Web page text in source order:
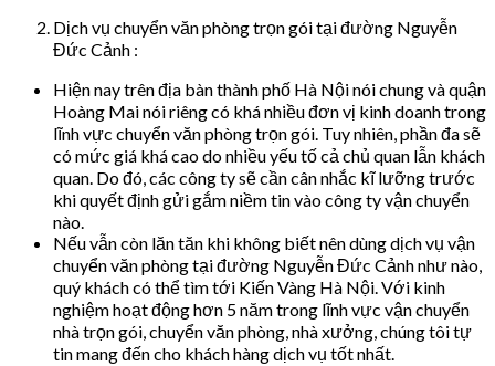
Dịch vụ chuyển văn phòng trọn gói tại đường Nguyễn
Đức Cảnh :
Hiện nay trên địa bàn thành phố Hà Nội nói chung và quận
Hoàng Mai nói riêng có khá nhiều đơn vị kinh doanh trong
lĩnh vực chuyển văn phòng trọn gói. Tuy nhiên, phần đa sẽ
có mức giá khá cao do nhiều yếu tố cả chủ quan lẫn khách
quan. Do đó, các công ty sẽ cần cân nhắc kĩ lưỡng trước
khi quyết định gửi gắm niềm tin vào công ty vận chuyển
nào.
Nếu vẫn còn lăn tăn khi không biết nên dùng dịch vụ vận
chuyển văn phòng tại đường Nguyễn Đức Cảnh như nào,
quý khách có thể tìm tới Kiến Vàng Hà Nội. Với kinh
nghiệm hoạt động hơn 5 năm trong lĩnh vực vận chuyển
nhà trọn gói, chuyển văn phòng, nhà xưởng, chúng tôi tự
tin mang đến cho khách hàng dịch vụ tốt nhất.